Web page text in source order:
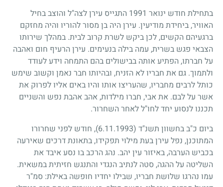
בתחילת חודש ינואר 1991 התגייס עירן לצה"ל והוצב בחיל
האוויר, ביחידת מודיעין. עירן היה בן מסור להוריו והיה מחזקם
ברגעיהם הקשים, לכן ביקש לשרת קרוב לבית. במהלך שירותו
הצבאי פגש בשרית, עמה בילה בנעימים. עירן הרעיף חום ואהבה
על חברתו, הפתיע אותה בבישולים בהם התמחה וידע לעודד
ולתמוך. גם את חבריו לא הזניח, ובהיותו חבר נאמן וקשוב שימש
כותל לרבים מחבריו, שהעריצו אותו והיו באים אליו לפרוק את
אשר על לבם. את אבי, חברו מילדות, אהב אהבת נפש והשניים
תכננו לנסוע יחד לחו"ל לאחר השחרור.
ביום כ"ב בחשוון תשנ"ד (6.11.1993)
, חודש לפני שחרורו
המתוכנן, נפל עירן בעת מילוי תפקידו, בתאונת דרכים שאירעה
בכביש הערבה, באיזור עין יהב. נהג הרכב בו נסע איבד את
השליטה על ההגה, סטה לנתיב הנגדי והתנגש חזיתית במשאית.
עמו נהרגו שלושת חבריו, שבילו יחדיו חופשה באילת: סמ"ר